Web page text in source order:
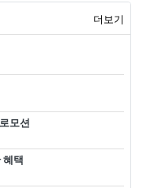
더보기
모션
택